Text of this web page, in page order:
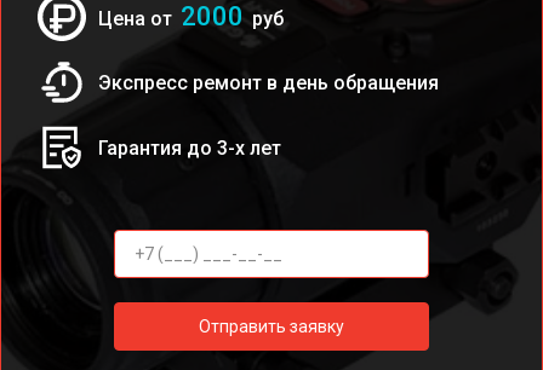
Цена от 2000 руб
Экспресс ремонт в день обращения
Гарантия до 3-х лет
Отправить заявку